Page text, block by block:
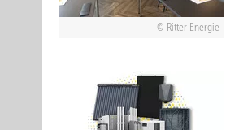
Ritter Energie